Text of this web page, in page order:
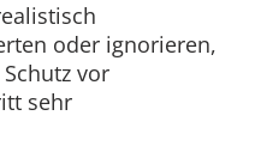
oder ignorieren,
vor
sehr